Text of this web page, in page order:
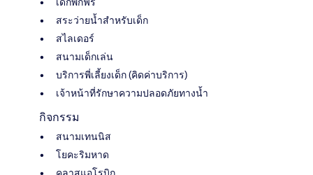
สระว่ายน้ำสำหรับเด็ก
สไลเดอร์
สนามเด็กเล่น
บริการพี่เลี้ยงเด็ก (คิดค่าบริการ)
เจ้าหน้าที่รักษาความปลอดภัยทางน้ำ
กิจกรรม
สนามเทนนิส
โยคะริมหาด